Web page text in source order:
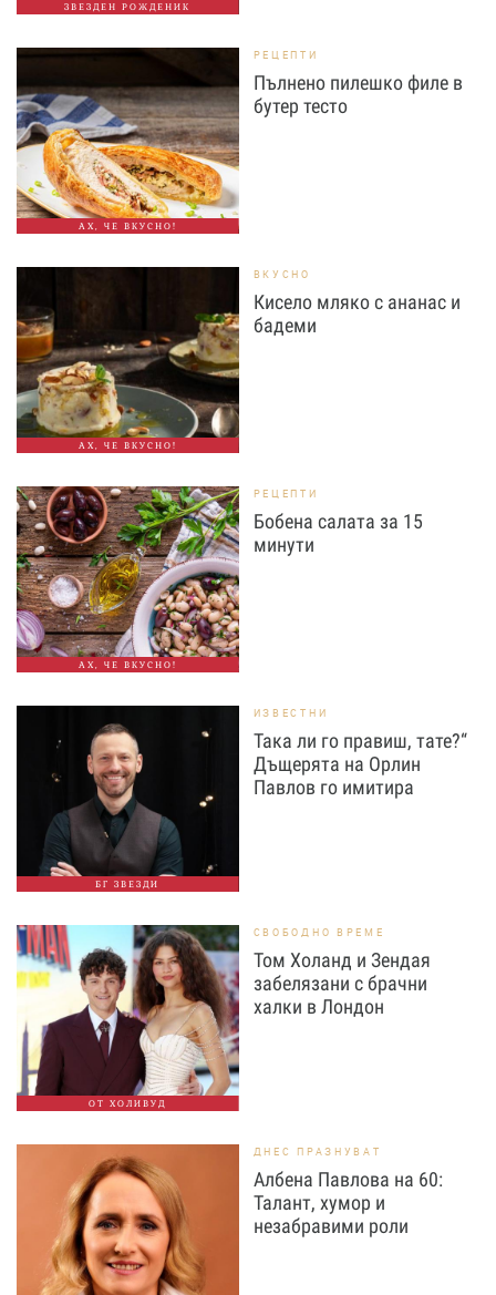
ЗВЕЗДЕН РОЖДЕНИК
АХ, ЧЕ ВКУСНО!
РЕЦЕПТИ
Пълнено пилешко филе в
бутер тесто
АХ, ЧЕ ВКУСНО!
ВКУСНО
Кисело мляко с ананас и
бадеми
АХ, ЧЕ ВКУСНО!
РЕЦЕПТИ
Бобена салата за 15
минути
БГ ЗВЕЗДИ
ИЗВЕСТНИ
Така ли го правиш, тате?“
Дъщерята на Орлин
Павлов го имитира
ОТ ХОЛИВУД
СВОБОДНО ВРЕМЕ
Том Холанд и Зендая
забелязани с брачни
халки в Лондон
ДНЕС ПРАЗНУВАТ
Албена Павлова на 60:
Талант, хумор и
незабравими роли